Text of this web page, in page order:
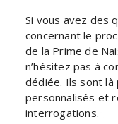
Si vous avez des
concernant le
de la Prime de
n’hésitez pas à
dédiée. Ils sont là
personnalisés et
interrogations.